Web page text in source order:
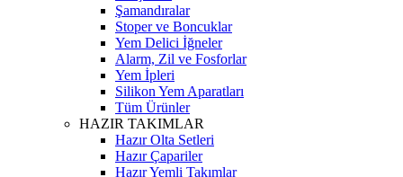
Şamandıralar
Stoper ve Boncuklar
Yem Delici İğneler
Alarm, Zil ve Fosforlar
Yem İpleri
Silikon Yem Aparatları
Tüm Ürünler
HAZIR TAKIMLAR
Hazır Olta Setleri
Hazır Çapariler
Hazır Yemli Takımlar